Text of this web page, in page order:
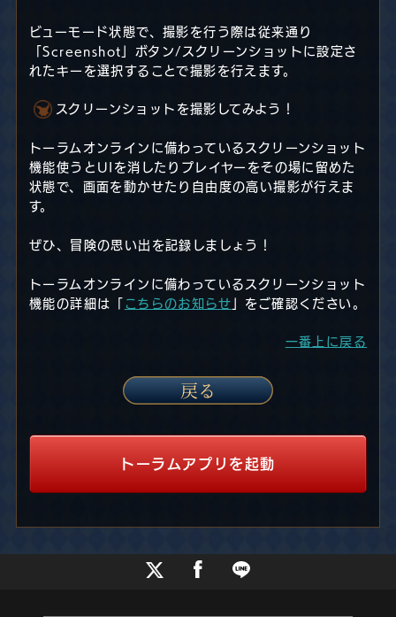
ビューモード状態で、撮影を行う際は従来通り
「Screenshot」ボタン/スクリーンショットに設定さ
れたキーを選択することで撮影を行えます。
スクリーンショットを撮影してみよう！
トーラムオンラインに備わっているスクリーンショット
機能使うとUIを消したりプレイヤーをその場に留めた
状態で、画面を動かせたり自由度の高い撮影が行えま
す。
ぜひ、冒険の思い出を記録しましょう！
トーラムオンラインに備わっているスクリーンショット
機能の詳細は「 こちらのお知らせ 」をご確認ください。
一番上に戻る
トーラムアプリを起動